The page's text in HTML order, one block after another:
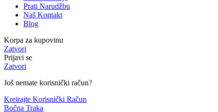
Prati Narudžbu
Naš Kontakt
Blog
Korpa za kupovinu
Zatvori
Prijavi se
Zatvori
Još nemate korisnički račun?
Kreirajte Korisnički Račun
Bočna Traka